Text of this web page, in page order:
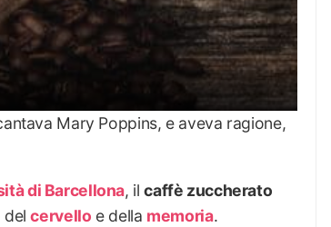
Mary Poppins, e aveva ragione,
di Barcellona, ilcaffè zuccherato
delcervello e della memoria.